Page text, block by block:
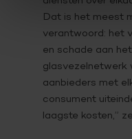
Dat is het meest
verantwoord: het
en schade aan
glasvezelnetwerk
aanbieders met
consument
laagste kosten,”